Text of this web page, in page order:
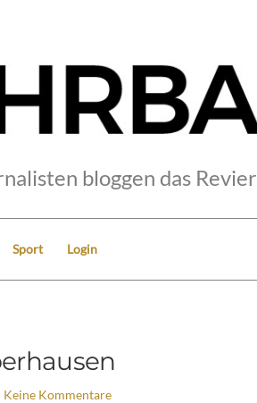
bloggen das Revier
Sport Login
Keine Kommentare